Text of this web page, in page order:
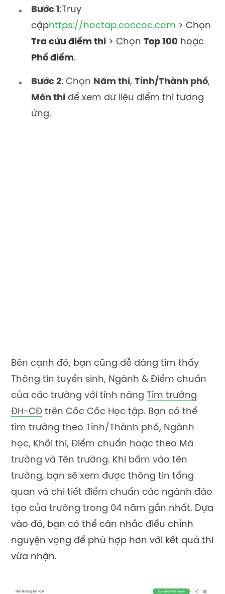
Bước 1: Truy
cậphttps://hoctap.coccoc.com > Chọn
Tra cứu điểm thi > Chọn Top 100 hoặc
Phổ điểm.
Bước 2: Chọn Năm thi, Tỉnh/Thành phố,
Môn thi để xem dữ liệu điểm thi tương
ứng.
Bên cạnh đó, bạn cũng dễ dàng tìm thấy
Thông tin tuyển sinh, Ngành & Điểm chuẩn
của các trường với tính năng Tìm trường
ĐH-CĐ trên Cốc Cốc Học tập. Bạn có thể
tìm trường theo Tỉnh/Thành phố, Ngành
học, Khối thi, Điểm chuẩn hoặc theo Mã
trường và Tên trường. Khi bấm vào tên
trường, bạn sẽ xem được thông tin tổng
quan và chi tiết điểm chuẩn các ngành đào
tạo của trường trong 04 năm gần nhất. Dựa
vào đó, bạn có thể cân nhắc điều chỉnh
nguyện vọng để phù hợp hơn với kết quả thi
vừa nhận.